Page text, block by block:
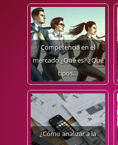
Competencia en el
mercado ¿Qué es? ¿Qué
tipos…
¿Cómo analizar a la